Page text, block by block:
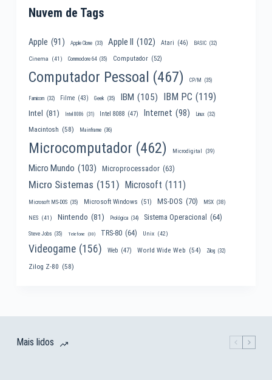
Nuvem de Tags
Apple (91) Apple Clone (33) Apple II (102) Atari (46) BASIC (32)
Cinema (41) Commodore 64 (35) Computador (52)
Computador Pessoal (467) CP/M (35)
Famicom (32) Filme (43) Geek (35) IBM (105) IBM PC (119)
Intel (81) Intel 8086 (31) Intel 8088 (47) Internet (98) Linux (32)
Macintosh (58) Mainframe (36)
Microcomputador (462) Microdigital (39)
Micro Mundo (103) Microprocessador (63)
Micro Sistemas (151) Microsoft (111)
Microsoft MS-DOS (35) Microsoft Windows (51) MS-DOS (70) MSX (38)
NES (41) Nintendo (81) Prológica (34) Sistema Operacional (64)
Steve Jobs (35) Telefone (30) TRS-80 (64) Unix (42)
Videogame (156) Web (47) World Wide Web (54) Zilog (32)
Zilog Z-80 (58)
Mais lidos